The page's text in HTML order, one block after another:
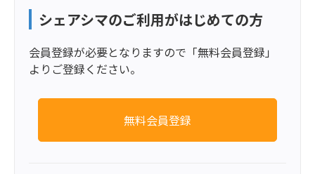
シェアシマのご利用がはじめての方
会員登録が必要となりますので「無料会員登録」
よりご登録ください。
無料会員登録